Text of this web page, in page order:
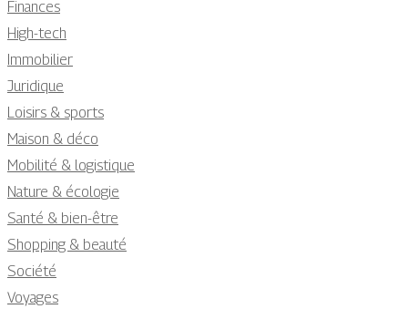
Finances
High-tech
Immobilier
Juridique
Loisirs & sports
Maison & déco
Mobilité & logistique
Nature & écologie
Santé & bien-être
Shopping & beauté
Société
Voyages